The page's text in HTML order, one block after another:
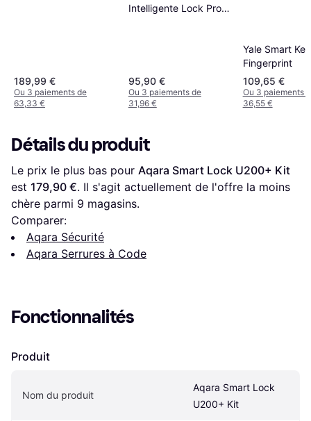
189,99 €
Ou 3 paiements de
63,33 €
Intelligente Lock Pro
95,90 €
Ou 3 paiements de
31,96 €
Yale Smart
Fingerprint
109,65 €
Ou 3 paiements
36,55 €
Détails du produit
Le prix le plus bas pour Aqara Smart Lock U200+ Kit
est 179,90 €. Il s'agit actuellement de l'offre la moins
chère parmi 9 magasins.
Comparer:
Aqara Sécurité
Aqara Serrures à Code
Fonctionnalités
Produit
Nom du produit
Aqara Smart Lock
U200+ Kit